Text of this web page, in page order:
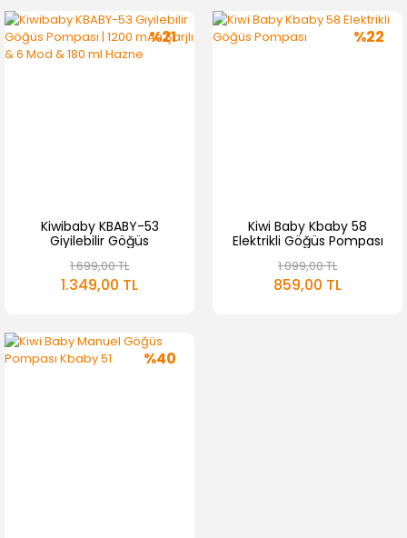
%21
Kiwibaby KBABY-53
Giyilebilir Göğüs
Şarjlı & 6 Mod & 180 ml
Hazne
1.699,00 TL
1.349,00 TL
%22
Kiwi Baby Kbaby 58
Elektrikli Göğüs Pompası
1.099,00 TL
859,00 TL
%40